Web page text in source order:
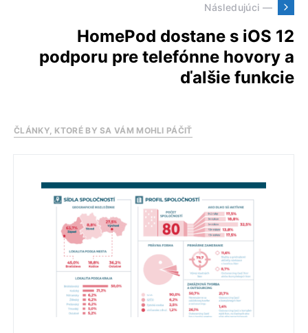
Následujúci —
HomePod dostane s iOS 12
podporu pre telefónne hovory a
ďalšie funkcie
ČLÁNKY, KTORÉ BY SA VÁM MOHLI PÁČIŤ